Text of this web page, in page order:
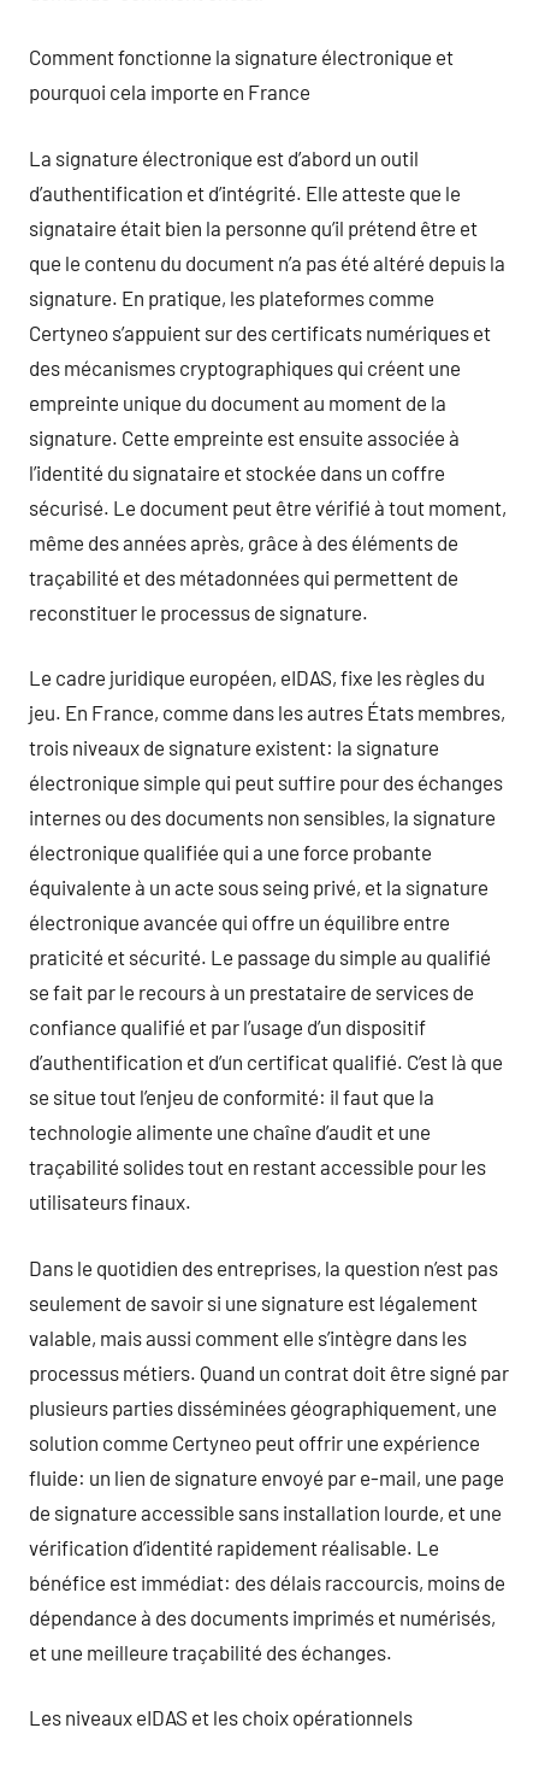
Comment fonctionne la signature électronique et
pourquoi cela importe en France
La signature électronique est d’abord un outil
d’authentification et d’intégrité. Elle atteste que le
signataire était bien la personne qu’il prétend être et
que le contenu du document n’a pas été altéré depuis la
signature. En pratique, les plateformes comme
Certyneo s’appuient sur des certificats numériques et
des mécanismes cryptographiques qui créent une
empreinte unique du document au moment de la
signature. Cette empreinte est ensuite associée à
l’identité du signataire et stockée dans un coffre
sécurisé. Le document peut être vérifié à tout moment,
même des années après, grâce à des éléments de
traçabilité et des métadonnées qui permettent de
reconstituer le processus de signature.
Le cadre juridique européen, eIDAS, fixe les règles du
jeu. En France, comme dans les autres États membres,
trois niveaux de signature existent: la signature
électronique simple qui peut suffire pour des échanges
internes ou des documents non sensibles, la signature
électronique qualifiée qui a une force probante
équivalente à un acte sous seing privé, et la signature
électronique avancée qui offre un équilibre entre
praticité et sécurité. Le passage du simple au qualifié
se fait par le recours à un prestataire de services de
confiance qualifié et par l’usage d’un dispositif
d’authentification et d’un certificat qualifié. C’est là que
se situe tout l’enjeu de conformité: il faut que la
technologie alimente une chaîne d’audit et une
traçabilité solides tout en restant accessible pour les
utilisateurs finaux.
Dans le quotidien des entreprises, la question n’est pas
seulement de savoir si une signature est légalement
valable, mais aussi comment elle s’intègre dans les
processus métiers. Quand un contrat doit être signé par
plusieurs parties disséminées géographiquement, une
solution comme Certyneo peut offrir une expérience
fluide: un lien de signature envoyé par e-mail, une page
de signature accessible sans installation lourde, et une
vérification d’identité rapidement réalisable. Le
bénéfice est immédiat: des délais raccourcis, moins de
dépendance à des documents imprimés et numérisés,
et une meilleure traçabilité des échanges.
Les niveaux eIDAS et les choix opérationnels